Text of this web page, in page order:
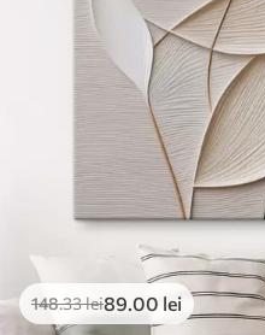
148.33lei89.00 lei